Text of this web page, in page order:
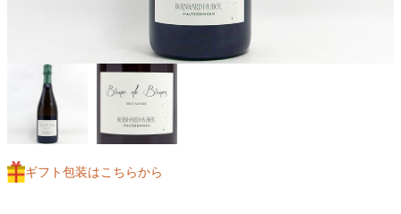
ギフト包装はこちらから